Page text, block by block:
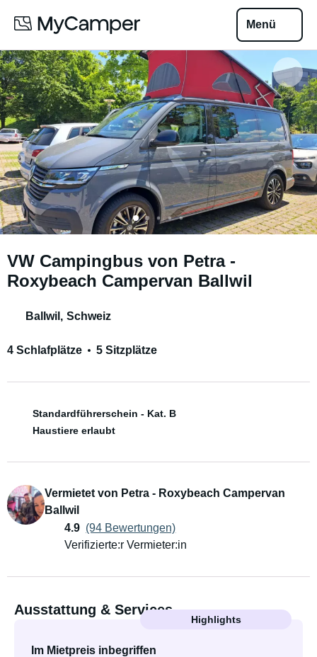
Menü
VW Campingbus von Petra -
Roxybeach Campervan Ballwil
Ballwil , Schweiz
4 Schlafplätze 5 Sitzplätze
Standardführerschein - Kat. B
Haustiere erlaubt
Vermietet von Petra - Roxybeach Campervan
Ballwil
4.9 (94 Bewertungen)
Verifizierte:r Vermieter:in
Ausstattung & Services
Highlights
Im Mietpreis inbegriffen